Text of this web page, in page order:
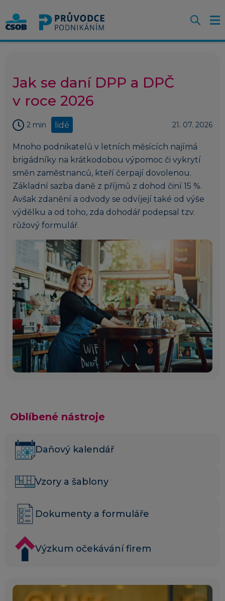
Jak se daní DPP a DPČ
v roce 2026
2 min lidé 21. 07. 2026
Mnoho podnikatelů v letních měsících najímá
brigádníky na krátkodobou výpomoc či vykrytí
směn zaměstnanců, kteří čerpají dovolenou.
Základní sazba daně z příjmů z dohod činí 15 %.
Avšak zdanění a odvody se odvíjejí také od výše
výdělku a od toho, zda dohodář podepsal tzv.
růžový formulář.
Oblíbené nástroje
Daňový kalendář
Vzory a šablony
Dokumenty a formuláře
Výzkum očekávání firem